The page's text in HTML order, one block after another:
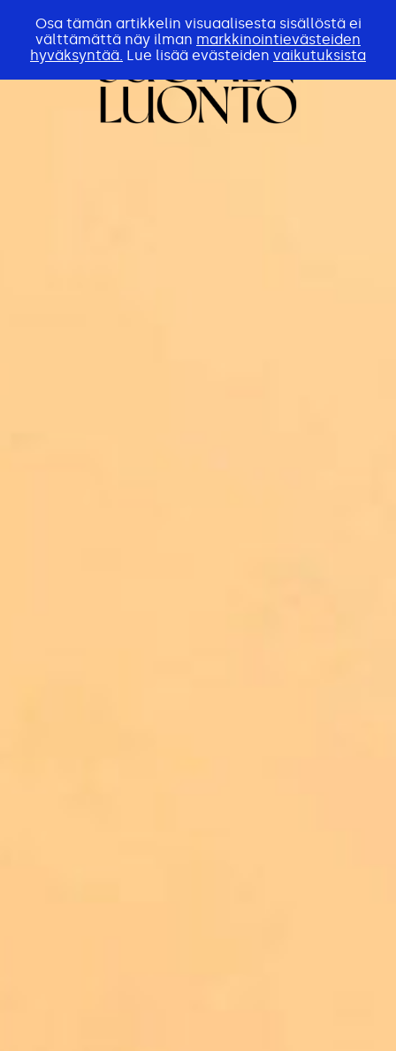
Osa tämän artikkelin visuaalisesta sisällöstä ei
välttämättä näy ilman markkinointievästeiden
hyväksyntää. Lue lisää evästeiden vaikutuksista